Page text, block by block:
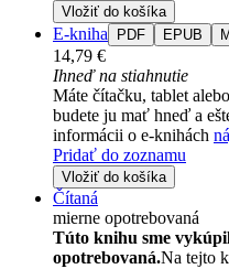
Vložiť do košíka
E-kniha PDF EPUB
14,79 €
Ihneď na stiahnutie
Máte čítačku, tablet
budete ju mať hneď a
informácii o e-knihách
Pridať do zoznamu
Vložiť do košíka
Čítaná
mierne opotrebovaná
Túto knihu sme
opotrebovaná.Na tejto